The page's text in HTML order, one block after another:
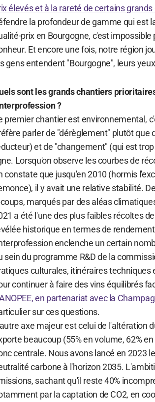
élevés et à la rareté de certains grands
la profondeur de gamme qui est
prix en Bourgogne, c'est
Et encore une fois, notre région
gens entendent "Bourgogne", leurs
sont les grands chantiers
?
premier chantier est environnemental,
parler de "dérèglement" plutôt que
et de "changement" (qui est
Lorsqu'on observe les courbes de
constate que jusqu'en 2010 (hormis
il y avait une relative stabilité.
marqués par des aléas
a été l'une des plus faibles récoltes
historique en termes de
enclenche un certain
sein du programme R&D de la
culturales, itinéraires
continuer à faire des vins équilibrés
en partenariat avec la
sur ces questions.
axe majeur est celui de l'altération
beaucoup (55% en volume, 62%
centrale. Nous avons lancé en 2023
carbone à l'horizon 2035.
sachant qu'il reste 40%
par la captation de CO2, en